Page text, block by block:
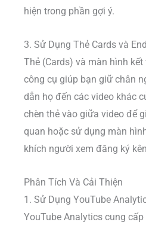
hiện trong phần gợi ý.
3. Sử Dụng Thẻ Cards và
Thẻ (Cards) và màn hình kết
công cụ giúp bạn giữ chân
dẫn họ đến các video khác
chèn thẻ vào giữa video để
quan hoặc sử dụng màn
khích người xem đăng ký
Phân Tích Và Cải Thiện
1. Sử Dụng YouTube
YouTube Analytics cung